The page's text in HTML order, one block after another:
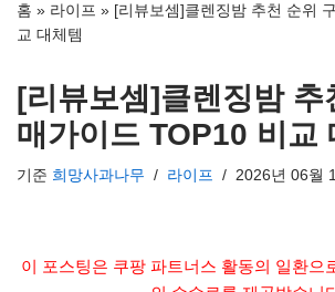
뛰
기
홈 » 라이프 » [리뷰보셈]클렌징밤 추천 순위
교 대체템
[리뷰보셈]클렌징밤 추
매가이드 TOP10 비교
기준 희망사과나무 라이프 2026년 06월
이 포스팅은 쿠팡 파트너스 활동의 일환으